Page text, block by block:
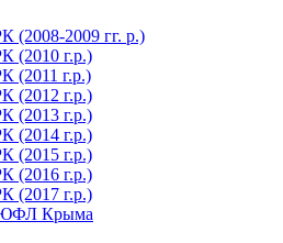
2009 гг. р.)
(2010 г.р.)
(2011 г.р.)
(2012 г.р.)
(2013 г.р.)
(2014 г.р.)
(2015 г.р.)
(2016 г.р.)
(2017 г.р.)
Крыма